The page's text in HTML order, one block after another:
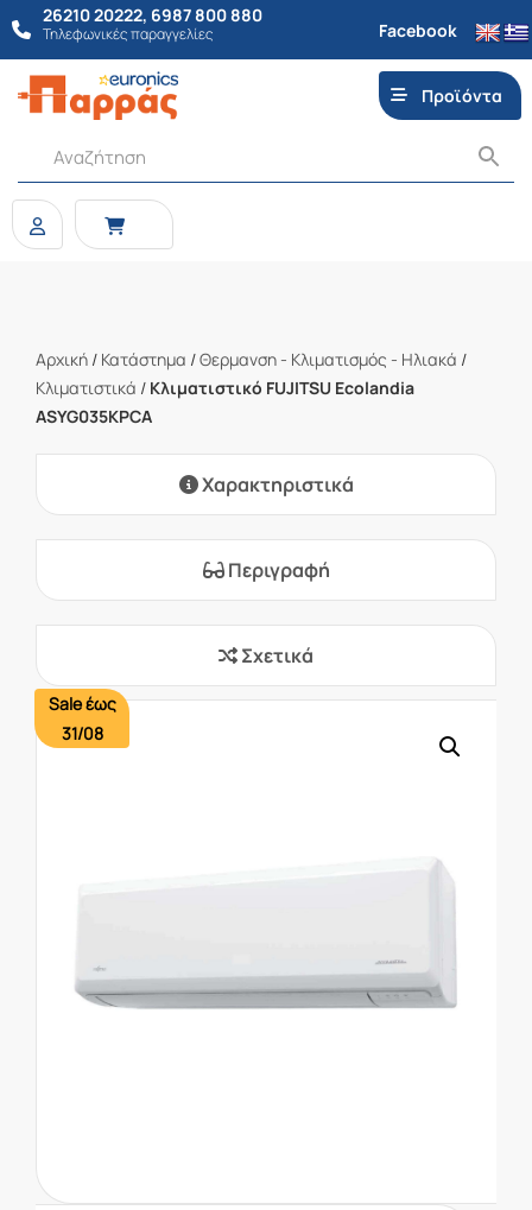
26210 20222, 6987 800 880
Τηλεφωνικές παραγγελίες Facebook
Προϊόντα
Αρχική / Κατάστημα /Θερμανση - Κλιματισμός - Ηλιακά /
Κλιματιστικά / Κλιματιστικό FUJITSU Ecolandia
ASYG035KPCA
Χαρακτηριστικά
Περιγραφή
Σχετικά
Sale έως
31/08